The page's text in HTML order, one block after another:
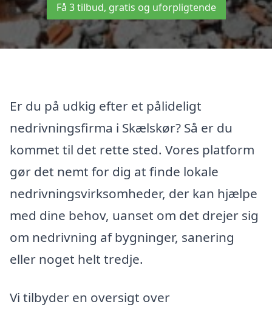
Få 3 tilbud, gratis og uforpligtende
Er du på udkig efter et pålideligt
nedrivningsfirma i Skælskør? Så er du
kommet til det rette sted. Vores platform
gør det nemt for dig at finde lokale
nedrivningsvirksomheder, der kan hjælpe
med dine behov, uanset om det drejer sig
om nedrivning af bygninger, sanering
eller noget helt tredje.
Vi tilbyder en oversigt over